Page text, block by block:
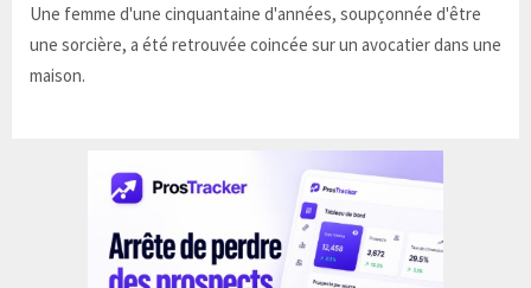
Une femme d'une cinquantaine d'années, soupçonnée d'être
une sorcière, a été retrouvée coincée sur un avocatier dans une
maison.